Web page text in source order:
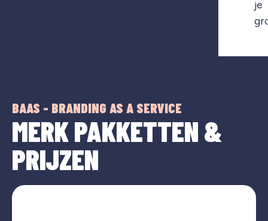
je
BAAS - BRANDING AS A SERVICE
MERK PAKKETTEN &
PRIJZEN